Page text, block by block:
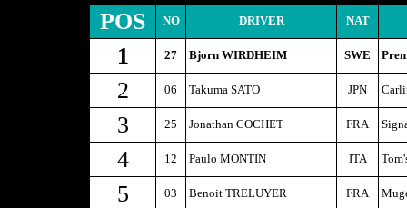
POS NO DRIVER NAT
1 27 Bjorn WIRDHEIM SWE
2 06 Takuma SATO JPN
3 25 Jonathan COCHET FRA
4 12 Paulo MONTIN ITA
5 03 Benoit TRELUYER FRA